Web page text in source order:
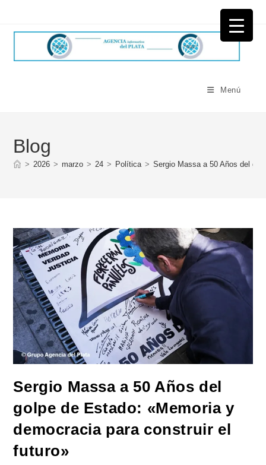
Menú
Blog
> 2026 > marzo > 24 > Política > Sergio Massa a 50 Años del
Sergio Massa a 50 Años del
golpe de Estado: «Memoria y
democracia para construir el
futuro»